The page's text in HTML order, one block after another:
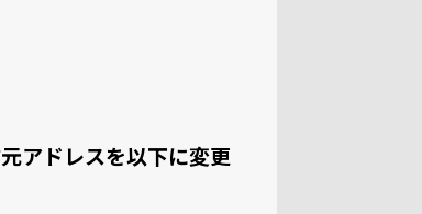
アドレスを以下に変更